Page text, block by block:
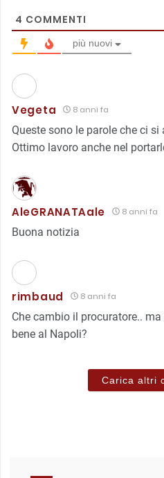
4 COMMENTI
più nuovi
Vegeta 8 anni fa
Queste sono le parole che ci
Ottimo lavoro anche nel
AleGRANATAale 8 anni fa
Buona notizia
rimbaud 8 anni fa
Che cambio il procuratore..
bene al Napoli?
Carica altri